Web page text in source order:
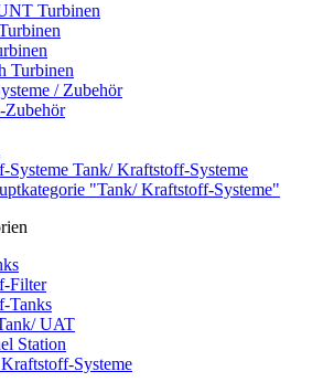
Turbinen
Turbinen
/ Zubehör
Zubehör
Systeme Tank/ Kraftstoff-Systeme
"Tank/ Kraftstoff-Systeme"
Filter
Tanks
UAT
Station
Systeme